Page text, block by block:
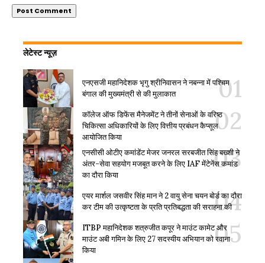
लेटेस्ट न्यूज़
एनएसजी महानिदेशक भृगु श्रीनिवासन ने नबन्ना में पश्चिम
बंगाल की मुख्यमंत्री से की मुलाकात
कॉलेज ऑफ डिफेंस मैनेजमेंट ने तीनों सेनाओं के वरिष्ठ
चिकित्सा अधिकारियों के लिए वित्तीय प्रबंधन कैप्सूल
आयोजित किया
एनसीसी ओटीए कमांडेंट मेजर जनरल सरबजीत सिंह बख्शी ने
अंतर-सेवा सहयोग मजबूत करने के लिए IAF मेंटेनेंस कमांड
का दौरा किया
एयर मार्शल जसवीर सिंह मान ने 2 वायु सेना चयन बोर्ड का दौरा
कर टीम की उत्कृष्टता के प्रति प्रतिबद्धता की सराहना की
ITBP महानिदेशक शत्रुजीत कपूर ने माउंट कामेट और
माउंट अबी गमिन के लिए 27 सदस्यीय अभियान को रवाना
किया